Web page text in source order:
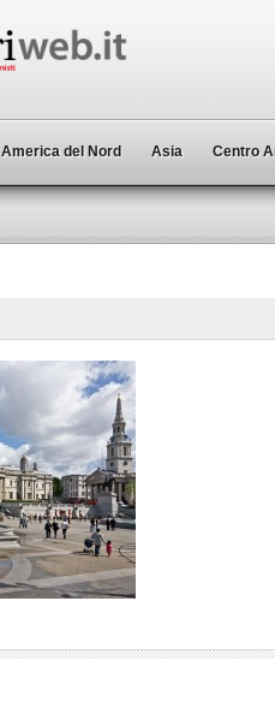
America del Nord Asia Centro